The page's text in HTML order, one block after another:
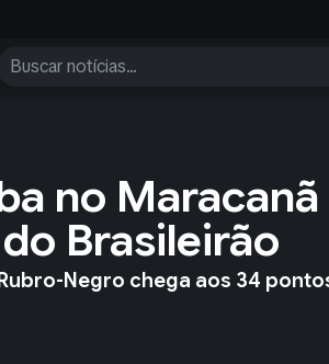
no Maracanã
Brasileirão
Negro chega aos 34